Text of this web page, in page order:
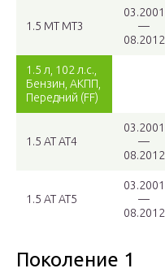
1.5 MT MT3
03.2001
—
08.2012
1.5 л, 102 л.с.,
Бензин, АКПП,
Передний (FF)
1.5 AT AT4
03.2001
—
08.2012
1.5 AT AT5
03.2001
—
08.2012
Поколение 1